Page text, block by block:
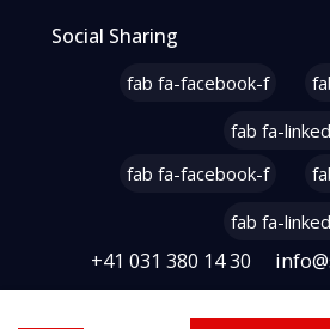
Social Sharing
fab fa-facebook-f
fab fa-
fab fa-facebook-f
fab fa-
+41 031 380 14 30